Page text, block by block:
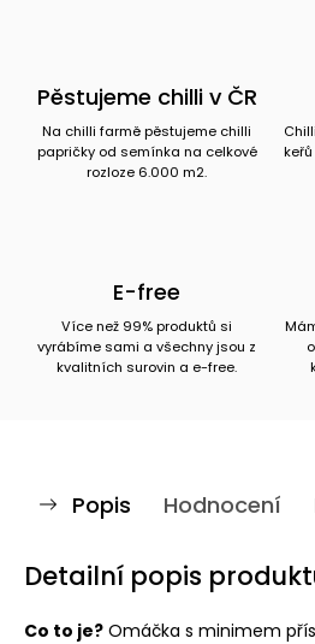
Pěstujeme chilli v ČR
Na chilli farmě pěstujeme chilli
papričky od semínka na celkové
rozloze 6.000 m2.
E-free
Více než 99% produktů si
vyrábíme sami a všechny jsou z
kvalitních surovin a e-free.
Popis Hodnocení
Detailní popis
Co to je? Omáčka s minimem